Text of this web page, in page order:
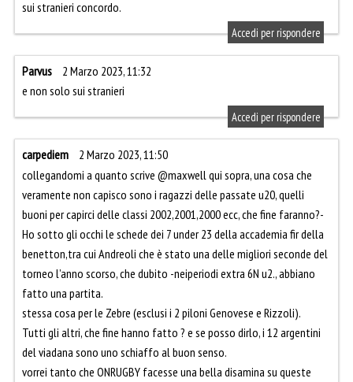
sui stranieri concordo.
Accedi per rispondere
Parvus
2 Marzo 2023, 11:32
e non solo sui stranieri
Accedi per rispondere
carpediem
2 Marzo 2023, 11:50
collegandomi a quanto scrive @maxwell qui sopra, una cosa che
veramente non capisco sono i ragazzi delle passate u20, quelli
buoni per capirci delle classi 2002,2001,2000 ecc, che fine faranno?-
Ho sotto gli occhi le schede dei 7 under 23 della accademia fir della
benetton,tra cui Andreoli che è stato una delle migliori seconde del
torneo l’anno scorso, che dubito -neiperiodi extra 6N u2., abbiano
fatto una partita.
stessa cosa per le Zebre (esclusi i 2 piloni Genovese e Rizzoli).
Tutti gli altri, che fine hanno fatto ? e se posso dirlo, i 12 argentini
del viadana sono uno schiaffo al buon senso.
vorrei tanto che ONRUGBY facesse una bella disamina su queste